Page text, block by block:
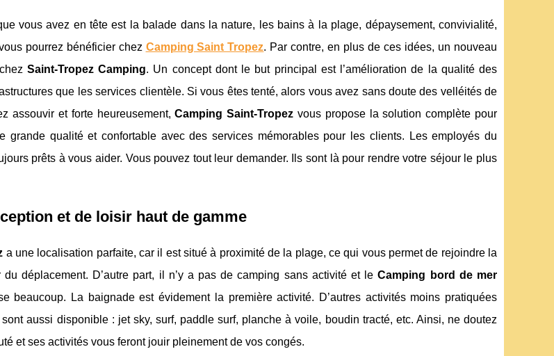
vous avez en tête est la balade dans la nature, les bains à la plage, dépaysement, convivialité,
pourrez bénéficier chez Camping Saint Tropez. Par contre, en plus de ces idées, un nouveau
Saint-Tropez Camping. Un concept dont le but principal est l’amélioration de la qualité des
que les services clientèle. Si vous êtes tenté, alors vous avez sans doute des velléités de
assouvir et forte heureusement,Camping Saint-Tropez vous propose la solution complète pour
grande qualité et confortable avec des services mémorables pour les clients. Les employés du
prêts à vous aider. Vous pouvez tout leur demander. Ils sont là pour rendre votre séjour le plus
et de loisir haut de gamme
a une localisation parfaite, car il est situé à proximité de la plage, ce qui vous permet de rejoindre la
du déplacement. D’autre part, il n’y a pas de camping sans activité et leCamping bord de mer
beaucoup. La baignade est évidement la première activité. D’autres activités moins pratiquées
aussi disponible : jet sky, surf, paddle surf, planche à voile, boudin tracté, etc. Ainsi, ne doutez
et ses activités vous feront jouir pleinement de vos congés.